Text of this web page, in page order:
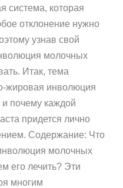
система, которая
отклонение нужно
узнав свой
молочных
Итак, тема
жировая инволюция
и почему каждой
придется лично
Содержание: Что
молочных
его лечить? Эти
многим